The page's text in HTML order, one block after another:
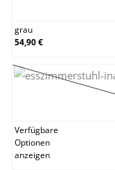
grau
54,90 €
Verfügbare
Optionen
anzeigen